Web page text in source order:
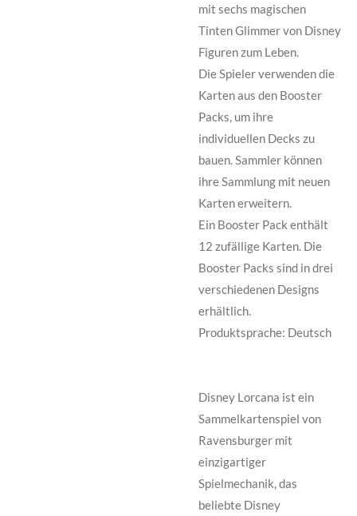
mit sechs magischen
Tinten Glimmer von Disney
Figuren zum Leben.
Die Spieler verwenden die
Karten aus den Booster
Packs, um ihre
individuellen Decks zu
bauen. Sammler können
ihre Sammlung mit neuen
Karten erweitern.
Ein Booster Pack enthält
12 zufällige Karten. Die
Booster Packs sind in drei
verschiedenen Designs
erhältlich.
Produktsprache: Deutsch
Disney Lorcana ist ein
Sammelkartenspiel von
Ravensburger mit
einzigartiger
Spielmechanik, das
beliebte Disney